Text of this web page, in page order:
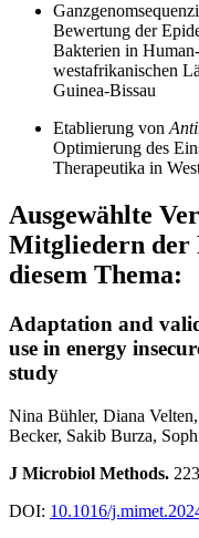
Bewertung der
Bakterien in
westafrikanischen
Guinea-Bissau
Etablierung von
Optimierung des
Therapeutika in
Ausgewählte
Mitgliedern der
diesem Thema:
Adaptation and
use in energy
study
Nina Bühler, Diana
Becker, Sakib Burza,
J Microbiol Methods.
DOI: 10.1016/